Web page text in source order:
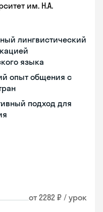
им. Н.А.
лингвистический
языка
опыт общения с
подход для
от 2282 ₽ / урок